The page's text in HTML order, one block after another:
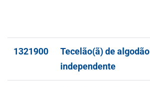
1321900
Tecelão(ã) de algodão
independente